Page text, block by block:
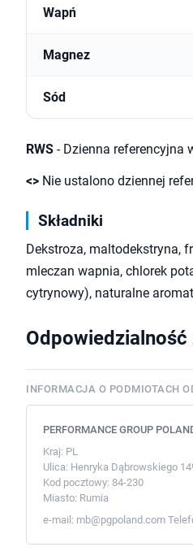
Wapń
Magnez
Sód
RWS - Dzienna referencyjna
<> Nie ustalono dziennej
Składniki
Dekstroza, maltodekstryna,
mleczan wapnia, chlorek
cytrynowy), naturalne
INFORMACJA O PODMIOTACH
PERFORMANCE GROUP
Kraj: PL
Ulica: Henryka Dąbrowskiego
Kod pocztowy: 84-230
Miasto: Rumia
e-mail: mb@pgpoland.com